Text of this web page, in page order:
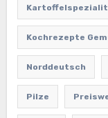
Kochrezepte
Norddeutsch
Pilze